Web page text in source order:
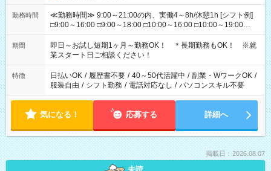
勤務時間
≪勤務時間≫ 9:00～21:00の内、実働4～8h/休憩1h [シフト例]
□9:00～16:00 □9:00～18:00 □10:00～16:00 □10:00～19:00
□11:00～20:00 □12:00～19:00 □12:00～21:00 □16:00～21:00
□17:00～21:00 ◆残業なし ◆勤務時間固定の相談OK ◆上記以外
の勤務時間も相談OK
期間
即日～お試し短期1ヶ月～勤務OK！ ＊長期勤務もOK！ ※就
業スタート日ご相談ください！
特徴 日払いOK / 履歴書不要 / 40～50代活躍中 / 副業・WワークOK /
服装自由 / シフト勤務 / 電話対応なし / パソコンスキル不要
気になる！ 応募する 詳細へ
掲載日：2026.08.07